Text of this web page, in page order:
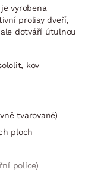
vyrobena
prolisy dveří,
dotváří útulnou
kov
tvarované)
ploch
police)